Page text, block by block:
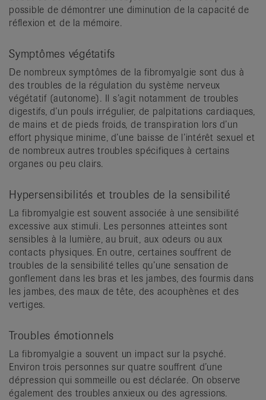
possible de démontrer une diminution de la capacité de
réflexion et de la mémoire.
Symptômes végétatifs
De nombreux symptômes de la fibromyalgie sont dus à
des troubles de la régulation du système nerveux
végétatif (autonome). Il s’agit notamment de troubles
digestifs, d’un pouls irrégulier, de palpitations cardiaques,
de mains et de pieds froids, de transpiration lors d’un
effort physique minime, d’une baisse de l’intérêt sexuel et
de nombreux autres troubles spécifiques à certains
organes ou peu clairs.
Hypersensibilités et troubles de la sensibilité
La fibromyalgie est souvent associée à une sensibilité
excessive aux stimuli. Les personnes atteintes sont
sensibles à la lumière, au bruit, aux odeurs ou aux
contacts physiques. En outre, certaines souffrent de
troubles de la sensibilité telles qu’une sensation de
gonflement dans les bras et les jambes, des fourmis dans
les jambes, des maux de tête, des acouphènes et des
vertiges.
Troubles émotionnels
La fibromyalgie a souvent un impact sur la psyché.
Environ trois personnes sur quatre souffrent d’une
dépression qui sommeille ou est déclarée. On observe
également des troubles anxieux ou des agressions.